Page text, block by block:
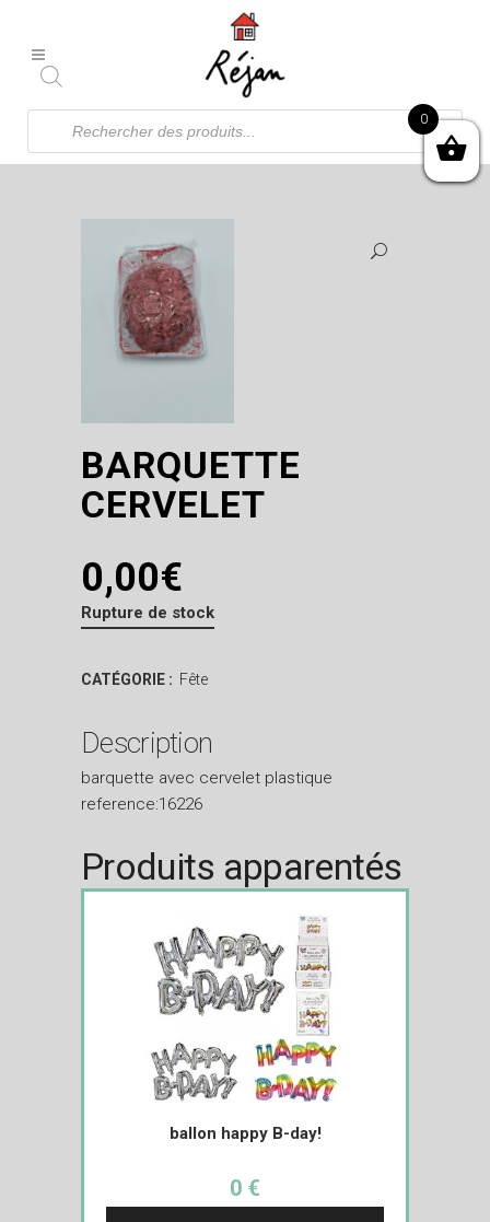
Recherche
produits
BARQUETTE
CERVELET
0,00€
Rupture de stock
CATÉGORIE : Fête
Description
barquette avec cervelet plastique
reference:16226
Produits apparentés
ballon happy B-day!
0 €
0